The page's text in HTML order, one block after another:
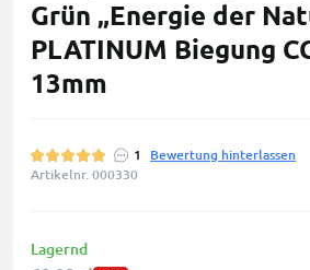
Grün „Energie der
PLATINUM Biegung
13mm
1
Bewertung hinterlassen
Artikelnr. 000330
Lagernd